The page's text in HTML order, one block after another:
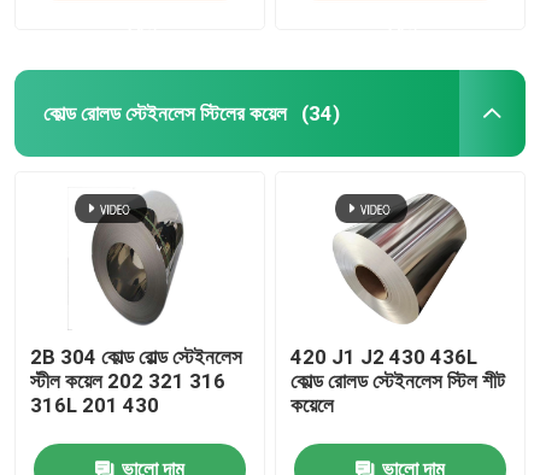
কোল্ড রোলড স্টেইনলেস স্টিলের কয়েল (34)
2B 304 কোল্ড রোল্ড স্টেইনলেস
স্টীল কয়েল 202 321 316
316L 201 430
ভালো দাম
420 J1 J2 430 436L
কোল্ড রোলড স্টেইনলেস স্টিল শীট
কয়েলে
ভালো দাম